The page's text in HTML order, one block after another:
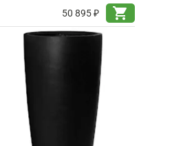
50 895 ₽
shopping_cart